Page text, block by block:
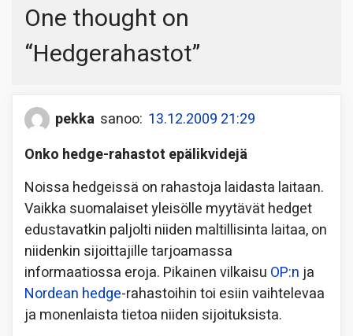
One thought on
“Hedgerahastot”
pekka sanoo: 13.12.2009 21:29
Onko hedge-rahastot epälikvidejä
Noissa hedgeissä on rahastoja laidasta laitaan.
Vaikka suomalaiset yleisölle myytävät hedget
edustavatkin paljolti niiden maltillisinta laitaa, on
niidenkin sijoittajille tarjoamassa
informaatiossa eroja. Pikainen vilkaisu OP:n ja
Nordean hedge-rahastoihin toi esiin vaihtelevaa
ja monenlaista tietoa niiden sijoituksista.